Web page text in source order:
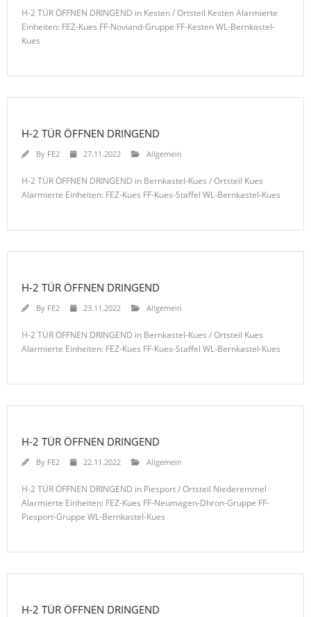
H-2 TÜR ÖFFNEN DRINGEND in Kesten / Ortsteil Kesten Alarmierte
Einheiten: FEZ-Kues FF-Noviand-Gruppe FF-Kesten WL-Bernkastel-
Kues
H-2 TÜR ÖFFNEN DRINGEND
By FE2 27.11.2022 Allgemein
H-2 TÜR ÖFFNEN DRINGEND in Bernkastel-Kues / Ortsteil Kues
Alarmierte Einheiten: FEZ-Kues FF-Kues-Staffel WL-Bernkastel-Kues
H-2 TÜR ÖFFNEN DRINGEND
By FE2 23.11.2022 Allgemein
H-2 TÜR ÖFFNEN DRINGEND in Bernkastel-Kues / Ortsteil Kues
Alarmierte Einheiten: FEZ-Kues FF-Kues-Staffel WL-Bernkastel-Kues
H-2 TÜR ÖFFNEN DRINGEND
By FE2 22.11.2022 Allgemein
H-2 TÜR ÖFFNEN DRINGEND in Piesport / Ortsteil Niederemmel
Alarmierte Einheiten: FEZ-Kues FF-Neumagen-Dhron-Gruppe FF-
Piesport-Gruppe WL-Bernkastel-Kues
H-2 TÜR ÖFFNEN DRINGEND